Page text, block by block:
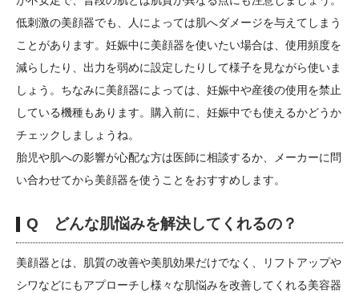
低刺激の美顔器でも、人によっては肌へダメージを与えてしまう
ことがあります。妊娠中に美顔器を使いたい場合は、使用頻度を
減らしたり、出力を弱めに設定したりして様子を見ながら使いま
しょう。ちなみに美顔器によっては、妊娠中や産後の使用を禁止
している機種もあります。購入前に、妊娠中でも使えるかどうか
チェックしましょうね。
胎児や肌への影響が心配な方は医師に相談するか、メーカーに問
い合わせてから美顔器を使うことをおすすめします。
Q どんな肌悩みを解決してくれるの？
美顔器とは、肌質の改善や美肌効果だけでなく、リフトアップや
シワなどにもアプローチし様々な肌悩みを改善してくれる美容器